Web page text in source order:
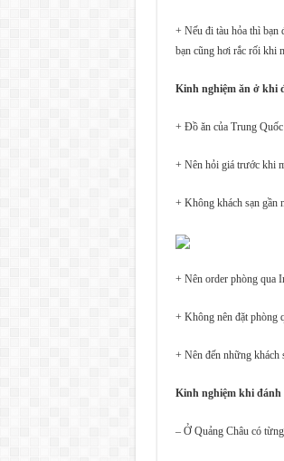
+ Nếu đi tàu hỏa thì bạn
bạn cũng hơi rắc rối khi
Kinh nghiệm ăn ở khi
+ Đồ ăn của Trung Quốc
+ Nên hỏi giá trước khi
+ Không khách sạn gần
+ Nên order phòng qua
+ Không nên đặt phòng
+ Nên đến những khách
Kinh nghiệm khi đánh
– Ở Quảng Châu có